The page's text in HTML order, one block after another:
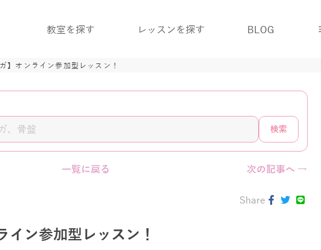
教室を探す レッスンを探す BLOG
】オンライン参加型レッスン！
検索
一覧に戻る 次の記事へ →
イン参加型レッスン！
Share